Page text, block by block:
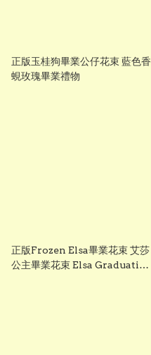
正版玉桂狗畢業公仔花束 藍色香
蜆玫瑰畢業禮物
正版Frozen Elsa畢業花束 艾莎
公主畢業花束 Elsa Graduation